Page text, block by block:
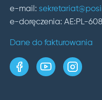
e-mail:
e-doręczenia: AE:PL-
Dane do fakturowania
strona wkanał w